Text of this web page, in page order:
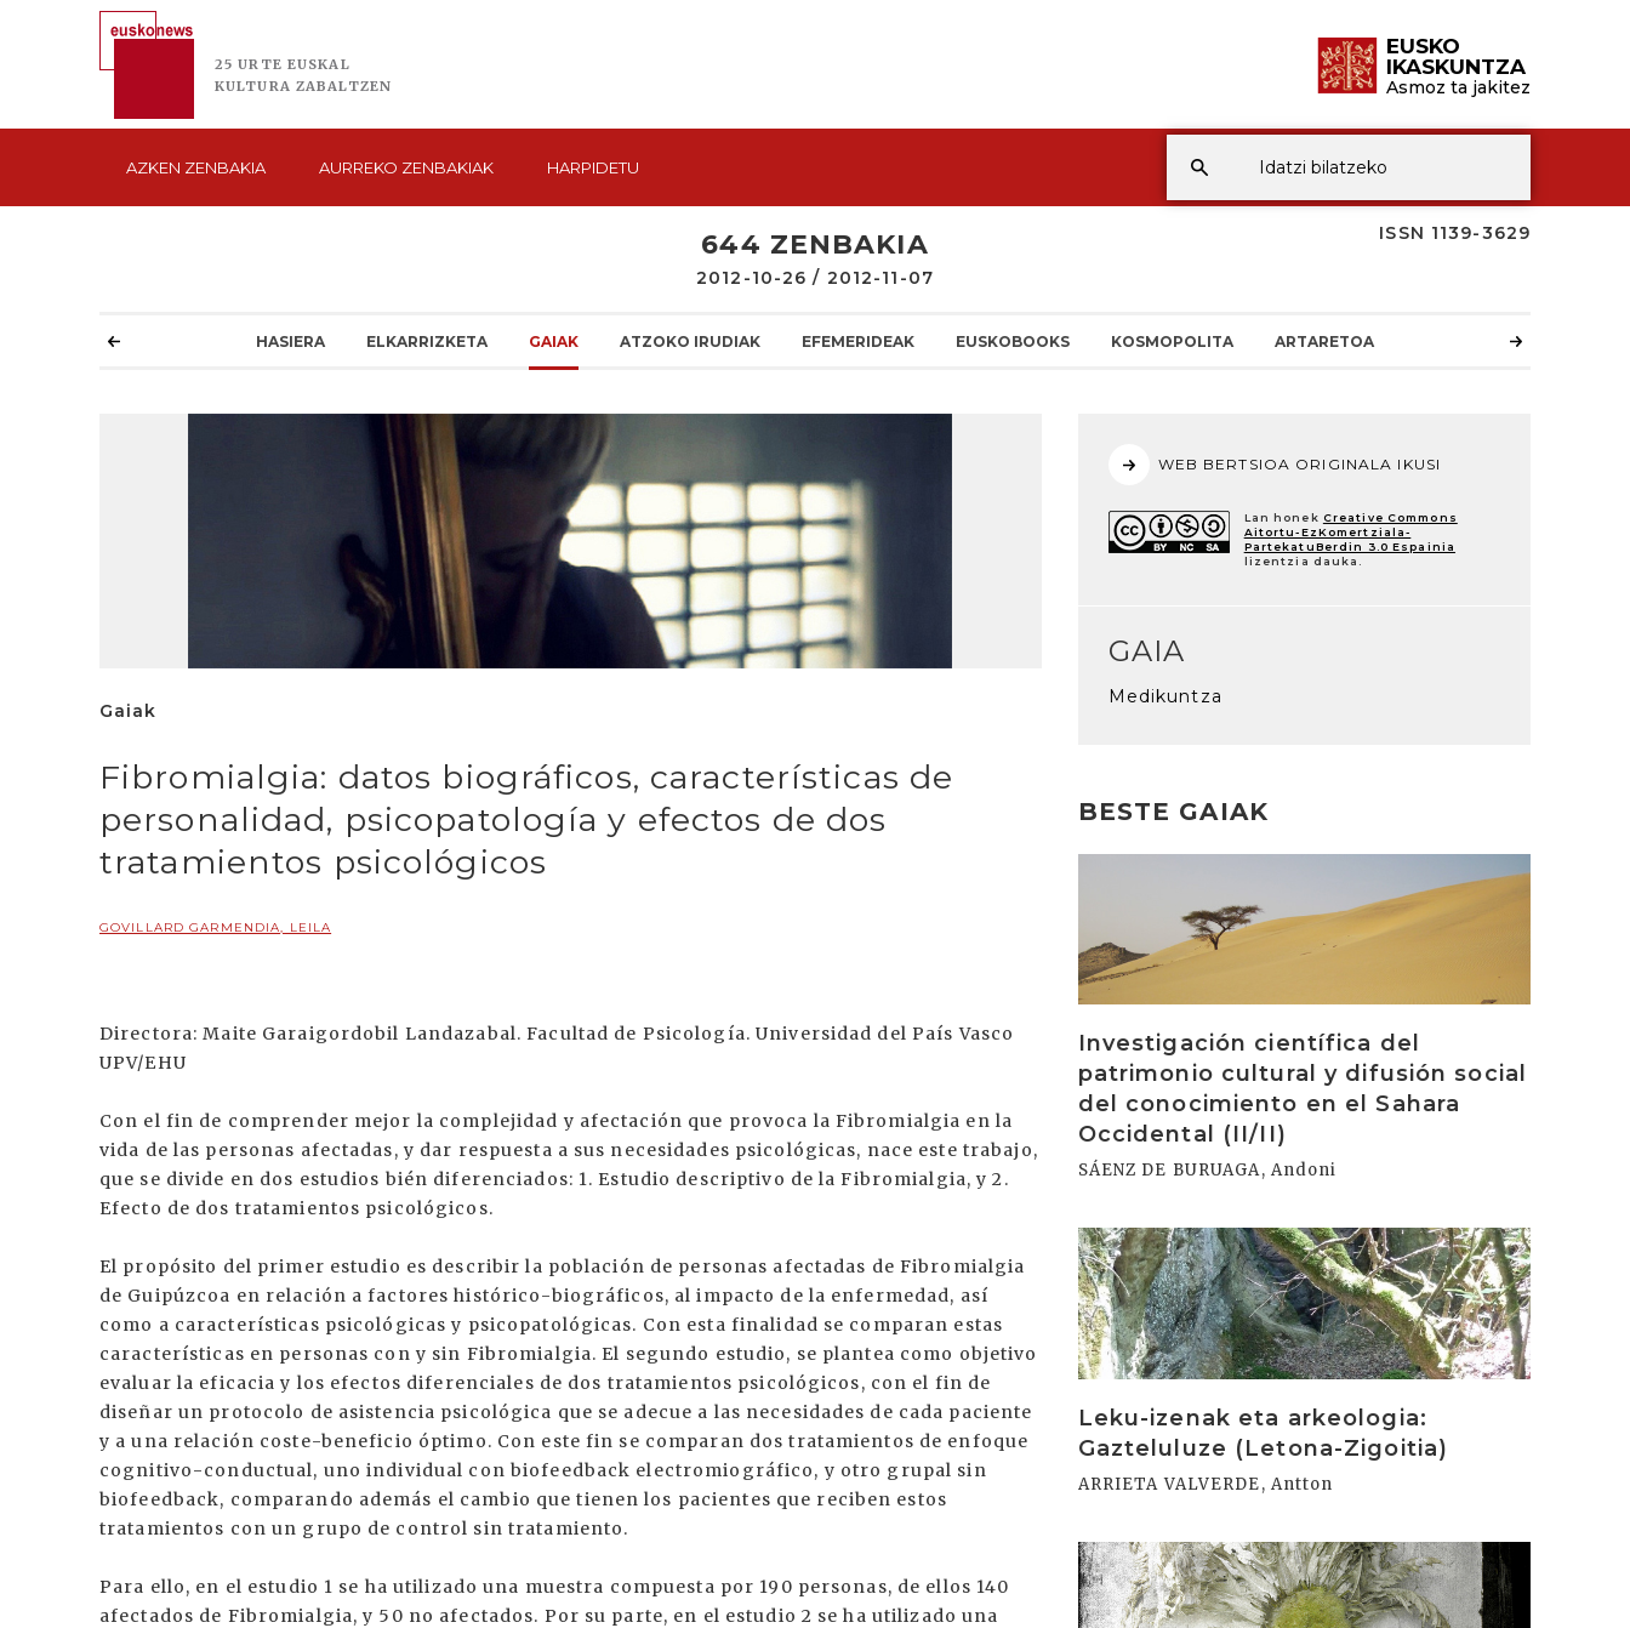
25 URTE EUSKAL
KULTURA ZABALTZEN
EUSKO
IKASKUNTZA
Asmoz ta jakitez
AZKEN ZENBAKIA AURREKO ZENBAKIAK HARPIDETU
ISSN 1139-3629
644 ZENBAKIA
2012-10-26 / 2012-11-07
HASIERA ELKARRIZKETA GAIAK ATZOKO IRUDIAK EFEMERIDEAK EUSKOBOOKS KOSMOPOLITA ARTARETOA
Gaiak
Fibromialgia: datos biográficos, características de
personalidad, psicopatología y efectos de dos
tratamientos psicológicos
GOVILLARD GARMENDIA, LEILA
Directora: Maite Garaigordobil Landazabal. Facultad de Psicología. Universidad del País Vasco
UPV/EHU
Con el fin de comprender mejor la complejidad y afectación que provoca la Fibromialgia en la
vida de las personas afectadas, y dar respuesta a sus necesidades psicológicas, nace este trabajo,
que se divide en dos estudios bién diferenciados: 1. Estudio descriptivo de la Fibromialgia, y 2.
Efecto de dos tratamientos psicológicos.
El propósito del primer estudio es describir la población de personas afectadas de Fibromialgia
de Guipúzcoa en relación a factores histórico-biográficos, al impacto de la enfermedad, así
como a características psicológicas y psicopatológicas. Con esta finalidad se comparan estas
características en personas con y sin Fibromialgia. El segundo estudio, se plantea como objetivo
evaluar la eficacia y los efectos diferenciales de dos tratamientos psicológicos, con el fin de
diseñar un protocolo de asistencia psicológica que se adecue a las necesidades de cada paciente
y a una relación coste-beneficio óptimo. Con este fin se comparan dos tratamientos de enfoque
cognitivo-conductual, uno individual con biofeedback electromiográfico, y otro grupal sin
biofeedback, comparando además el cambio que tienen los pacientes que reciben estos
tratamientos con un grupo de control sin tratamiento.
Para ello, en el estudio 1 se ha utilizado una muestra compuesta por 190 personas, de ellos 140
afectados de Fibromialgia, y 50 no afectados. Por su parte, en el estudio 2 se ha utilizado una
WEB BERTSIOA ORIGINALA IKUSI
Lan honek Creative Commons
Aitortu-EzKomertziala-
PartekatuBerdin 3.0 Espainia
lizentzia dauka.
GAIA
Medikuntza
BESTE GAIAK
Investigación científica del
patrimonio cultural y difusión social
del conocimiento en el Sahara
Occidental (II/II)
SÁENZ DE BURUAGA, Andoni
Leku-izenak eta arkeologia:
Gazteluluze (Letona-Zigoitia)
ARRIETA VALVERDE, Antton
Irakurri
Irakurri